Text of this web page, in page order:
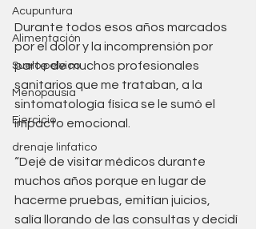
Acupuntura
Alimentación
Suelo pelvico
Menopausia
Ejercicio
drenaje linfatico
Durante todos esos años marcados
por el dolor y la incomprensión por
parte de muchos profesionales
sanitarios que me trataban, a la
sintomatología física se le sumó el
impacto emocional.
“Dejé de visitar médicos durante
muchos años porque en lugar de
hacerme pruebas, emitían juicios,
salía llorando de las consultas y decidí